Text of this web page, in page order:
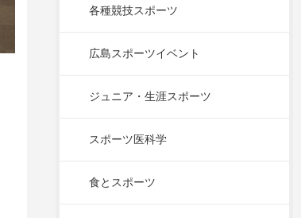
各種競技スポーツ
広島スポーツイベント
ジュニア・生涯スポーツ
スポーツ医科学
食とスポーツ